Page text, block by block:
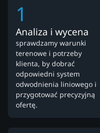
1
Analiza i wycena
sprawdzamy warunki
terenowe i potrzeby
klienta, by dobrać
odpowiedni system
odwodnienia liniowego i
przygotować precyzyjną
ofertę.